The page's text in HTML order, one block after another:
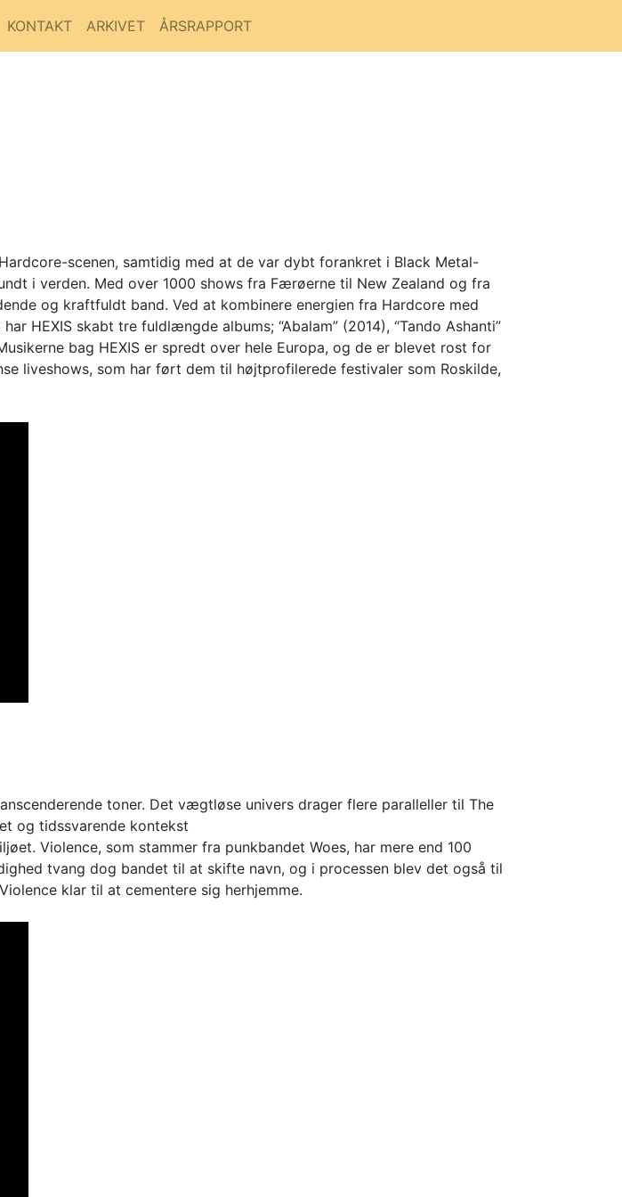
KONTAKT ARKIVET ÅRSRAPPORT
scenen, samtidig med at de var dybt forankret i Black Metal-
i verden. Med over 1000 shows fra Færøerne til New Zealand og fra
og kraftfuldt band. Ved at kombinere energien fra Hardcore med
HEXIS skabt tre fuldlængde albums; “Abalam” (2014), “Tando Ashanti”
bag HEXIS er spredt over hele Europa, og de er blevet rost for
liveshows, som har ført dem til højtprofilerede festivaler som Roskilde,
toner. Det vægtløse univers drager flere paralleller til The
og tidssvarende kontekst
Violence, som stammer fra punkbandet Woes, har mere end 100
tvang dog bandet til at skifte navn, og i processen blev det også til
klar til at cementere sig herhjemme.